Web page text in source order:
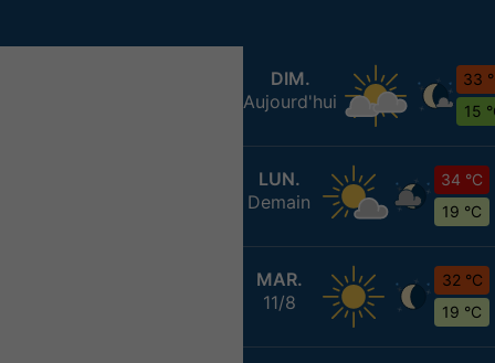
DIM.
Aujourd'hui
33
15
LUN.
Demain
34 °C
19 °C
MAR.
11/8
32 °C
19 °C